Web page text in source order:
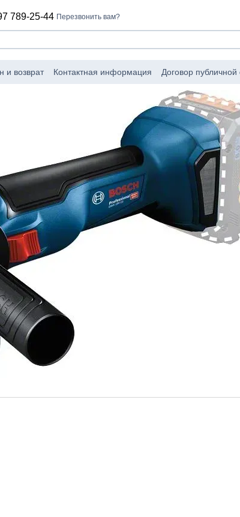
789-25-44 Перезвонить вам?
и возврат Контактная информация Договор